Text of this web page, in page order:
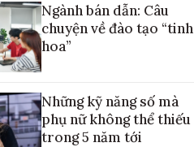
Ngành bán dẫn: Câu
chuyện về đào tạo “tinh
hoa”
Những kỹ năng số mà
phụ nữ không thể thiếu
trong 5 năm tới